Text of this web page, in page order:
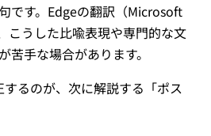
です。Edgeの翻訳（Microsoft
こうした比喩表現や専門的な文
苦手な場合があります。
るのが、次に解説する「ポス